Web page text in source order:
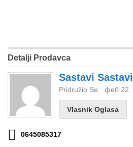
Detalji Prodavca
Sastavi Sastavi
Pridružio Se: феб 22
Vlasnik Oglasa
0645085317